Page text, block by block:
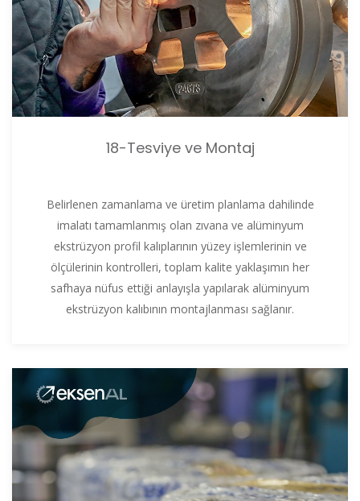
18-Tesviye ve Montaj
Belirlenen zamanlama ve üretim planlama dahilinde
imalatı tamamlanmış olan zıvana ve alüminyum
ekstrüzyon profil kalıplarının yüzey işlemlerinin ve
ölçülerinin kontrolleri, toplam kalite yaklaşımın her
safhaya nüfus ettiği anlayışla yapılarak alüminyum
ekstrüzyon kalıbının montajlanması sağlanır.